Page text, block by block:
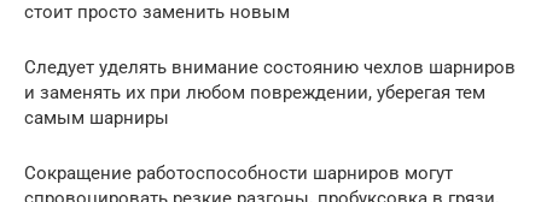
стоит просто заменить новым
Следует уделять внимание состоянию чехлов шарниров
и заменять их при любом повреждении, уберегая тем
самым шарниры
Сокращение работоспособности шарниров могут